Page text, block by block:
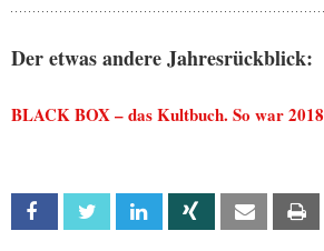
Der etwas andere Jahresrückblick:
BLACK BOX – das Kultbuch. So war 2018
Facebook Twitter Linkedin Xing Email